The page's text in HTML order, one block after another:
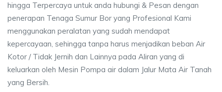
hingga Terpercaya untuk anda hubungi & Pesan dengan
penerapan Tenaga Sumur Bor yang Profesional Kami
menggunakan peralatan yang sudah mendapat
kepercayaan, sehingga tanpa harus menjadikan beban Air
Kotor / Tidak Jernih dan Lainnya pada Aliran yang di
keluarkan oleh Mesin Pompa air dalam Jalur Mata Air Tanah
yang Bersih.